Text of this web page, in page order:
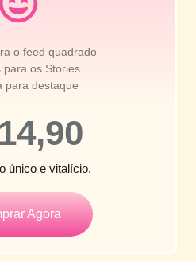
o feed quadrado
para os Stories
para destaque
único e vitalício.
Agora